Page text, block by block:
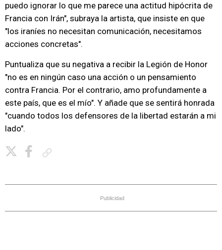
puedo ignorar lo que me parece una actitud hipócrita de
Francia con Irán", subraya la artista, que insiste en que
"los iraníes no necesitan comunicación, necesitamos
acciones concretas".
Puntualiza que su negativa a recibir la Legión de Honor
"no es en ningún caso una acción o un pensamiento
contra Francia. Por el contrario, amo profundamente a
este país, que es el mío". Y añade que se sentirá honrada
"cuando todos los defensores de la libertad estarán a mi
lado".
Publicidad